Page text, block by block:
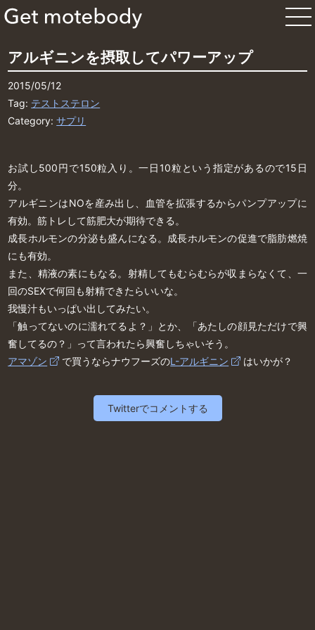
アルギニンを摂取してパワーアップ
2015/05/12
Tag: テストステロン
Category:サプリ
お試し500円で150粒入り。一日10粒という指定があるので15日
分。
アルギニンはNOを産み出し、血管を拡張するからパンプアップに
有効。筋トレして筋肥大が期待できる。
成長ホルモンの分泌も盛んになる。成長ホルモンの促進で脂肪燃焼
にも有効。
また、精液の素にもなる。射精してもむらむらが収まらなくて、一
回のSEXで何回も射精できたらいいな。
我慢汁もいっぱい出してみたい。
「触ってないのに濡れてるよ？」とか、「あたしの顔見ただけで興
奮してるの？」って言われたら興奮しちゃいそう。
アマゾン
で買うならナウフーズのL-アルギニン はいかが？
Twitterでコメントする